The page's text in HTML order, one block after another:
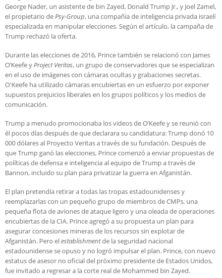
George Nader, un asistente de bin Zayed, Donald Trump Jr., y Joel Zamel,
el propietario dePsy-Group, una compañía de inteligencia privada israelí
especializada en manipular elecciones. Según el artículo, la campaña de
Trump rechazó la oferta.
Durante las elecciones de 2016, Prince también se relacionó con James
O’Keefe yProject Veritas, un grupo de conservadores que se especializan
en el uso de imágenes con cámaras ocultas y grabaciones secretas.
O'Keefe ha utilizado cámaras encubiertas en un esfuerzo por exponer
supuestos prejuicios liberales en los grupos políticos y los medios de
comunicación.
Trump a menudo promocionaba los videos de O’Keefe y se reunió con
él pocos días después de que declarara su candidatura: Trump donó 10
000 dólares al Proyecto Veritas a través de su fundación. Después de
que Trump ganó las elecciones, Prince comenzó a enviar propuestas de
políticas de defensa e inteligencia al equipo de Trump a través de
Bannon, incluido su plan para privatizar la guerra en Afganistán.
El plan pretendía retirar a todas las tropas estadounidenses y
reemplazarlas con un pequeño grupo de miembros de CMPs, una
pequeña flota de aviones de ataque ligero y una oleada de operaciones
encubiertas de la CIA. Prince agregó a su propuesta un plan para
asegurar concesiones mineras de los recursos sin explotar de
Afganistán. Pero elestablishmentde la seguridad nacional
estadounidense se opuso y no logró impulsar el plan. Prince, con nuevo
estatus de asesor no oficial del próximo presidente de Estados Unidos,
fue invitado a regresar a la corte real de Mohammed bin Zayed.